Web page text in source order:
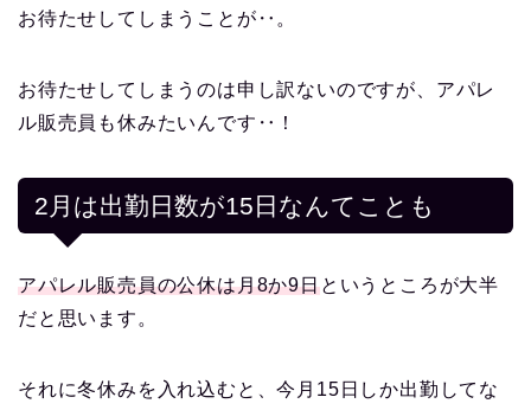
お待たせしてしまうことが‥。
お待たせしてしまうのは申し訳ないのですが、アパレ
ル販売員も休みたいんです‥！
2月は出勤日数が15日なんてことも
アパレル販売員の公休は月8か9日というところが大半
だと思います。
それに冬休みを入れ込むと、今月15日しか出勤してな